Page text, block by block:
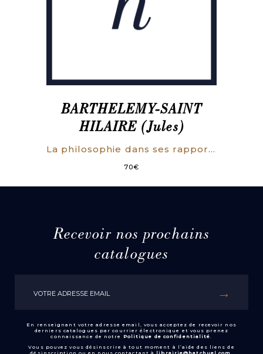
BARTHELEMY-SAINT
HILAIRE (Jules)
La philosophie dans ses rapports avec les sciences et la religion.
70€
Recevoir nos prochains
catalogues
En renseignant votre adresse email, vous acceptez de recevoir nos
derniers catalogues par courrier électronique et vous prenez
connaissance de notre
Politique de confidentialité.
Vous pouvez vous désinscrire à tout moment à l’aide des liens de
désinscription ou en nous contactant à librairie@hatchuel.com .